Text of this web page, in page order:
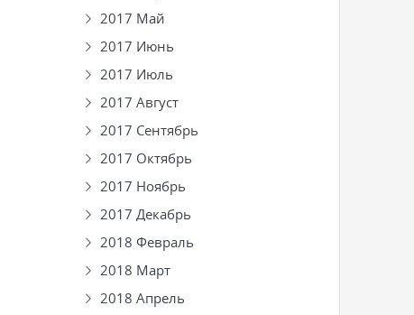
2017 Май
2017 Июнь
2017 Июль
2017 Август
2017 Сентябрь
2017 Октябрь
2017 Ноябрь
2017 Декабрь
2018 Февраль
2018 Март
2018 Апрель